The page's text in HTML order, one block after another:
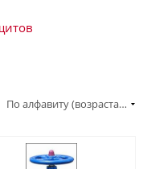
По алфавиту (возрастание)